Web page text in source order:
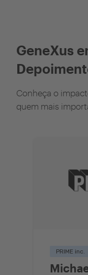
GeneXus
Conheça o
quem mais
PRIME inc.